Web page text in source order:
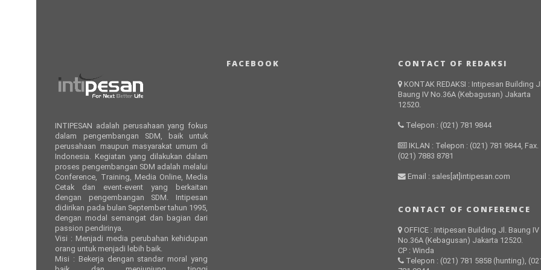
INTIPESAN adalah perusahaan yang fokus
dalam pengembangan SDM, baik untuk
perusahaan maupun masyarakat umum di
Indonesia. Kegiatan yang dilakukan dalam
proses pengembangan SDM adalah melalui
Conference, Training, Media Online, Media
Cetak dan event-event yang berkaitan
dengan pengembangan SDM. Intipesan
didirikan pada bulan September tahun 1995,
dengan modal semangat dan bagian dari
passion pendirinya.
Visi : Menjadi media perubahan kehidupan
orang untuk menjadi lebih baik.
Misi : Bekerja dengan standar moral yang
FACEBOOK CONTACT OF REDAKSI
KONTAK REDAKSI : Intipesan Building
Baung IV No.36A (Kebagusan) Jakarta
12520.
Telepon : (021) 781 9844
IKLAN : Telepon : (021) 781 9844, Fax.
(021) 7883 8781
Email : sales[at]intipesan.com
CONTACT OF CONFERENCE
OFFICE : Intipesan Building Jl. Baung IV
No.36A (Kebagusan) Jakarta 12520.
CP : Winda
Telepon : (021) 781 5858 (hunting),